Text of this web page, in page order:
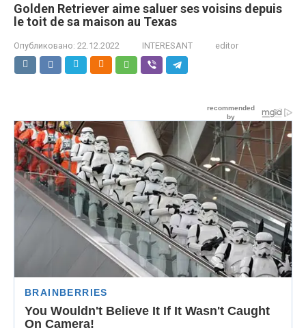
Golden Retriever aime saluer ses voisins depuis
le toit de sa maison au Texas
Опубликовано: 22.12.2022 INTERESANT editor